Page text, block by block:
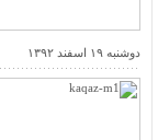
دوشنبه ۱۹ اسفند ۱۳۹۲